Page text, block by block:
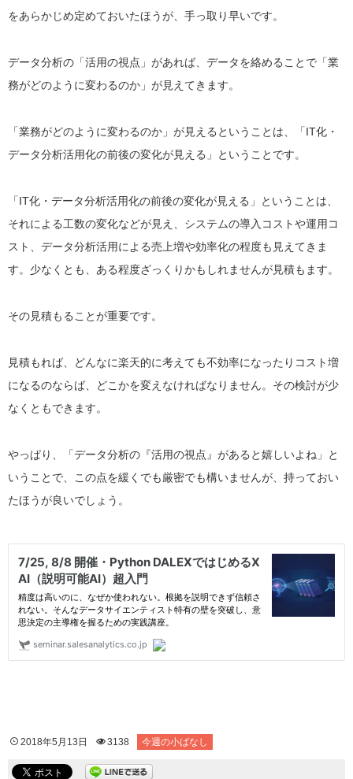
をあらかじめ定めておいたほうが、手っ取り早いです。
データ分析の「活用の視点」があれば、データを絡めることで「業
務がどのように変わるのか」が見えてきます。
「業務がどのように変わるのか」が見えるということは、「IT化・
データ分析活用化の前後の変化が見える」ということです。
「IT化・データ分析活用化の前後の変化が見える」ということは、
それによる工数の変化などが見え、システムの導入コストや運用コ
スト、データ分析活用による売上増や効率化の程度も見えてきま
す。少なくとも、ある程度ざっくりかもしれませんが見積もます。
その見積もることが重要です。
見積もれば、どんなに楽天的に考えても不効率になったりコスト増
になるのならば、どこかを変えなければなりません。その検討が少
なくともできます。
やっぱり、「データ分析の『活用の視点』があると嬉しいよね」と
いうことで、この点を緩くでも厳密でも構いませんが、持っておい
たほうが良いでしょう。
2018年5月13日 3138 今週の小ばなし